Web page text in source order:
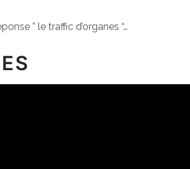
” le traffic d’organes “…